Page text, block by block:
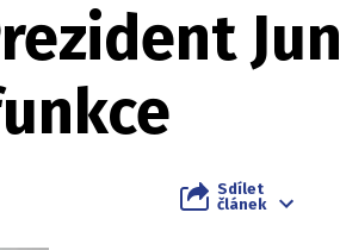
Jun
Sdílet
článek